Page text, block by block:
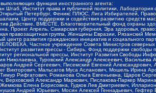
функции иностранного агента:
Штаб, Институт права и публичной политики,
Петербург, Феникс ПЛЮС, Лига Избирателей,
Центр поддержки и содействия развитию средств
Действие, ВМЕСТЕ, Благотворительный фонд охраны
Проект Апрель, Самарская губерния, Эра здоровья,
правозащитная группа, Женщины Евразии, Рязанский
центр развития гражданских инициатив и социального
Частное учреждение Совета Министров северных
развития прессы - Сибирь, Фонд поддержки
региональной прессы, Институт Развития Свободы
Николаевна, Туровский Александр Алексеевич,
Андрей Сергеевич, Писемский Евгений
Викторович, Мальсагов Муса Асланович, Мошель Ирина
Рифгатович, Романова Ольга Евгеньевна, Щаров
Верховский Александр Маркович, Пислакова-Паркер
Елена Борисовна, Гудков Лев Дмитриевич,
Андрей Юрьевич, Мосин Алексей Геннадьевич,